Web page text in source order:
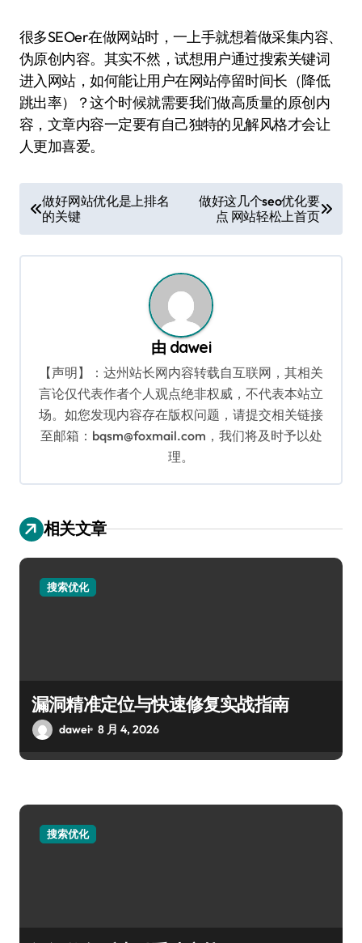
很多SEOer在做网站时，一上手就想着做采集内容、
伪原创内容。其实不然，试想用户通过搜索关键词
进入网站，如何能让用户在网站停留时间长（降低
跳出率）？这个时候就需要我们做高质量的原创内
容，文章内容一定要有自己独特的见解风格才会让
人更加喜爱。
章
导
做好网站优化是上排名
的关键
做好这几个seo优化要
点 网站轻松上首页
由 dawei
【声明】：达州站长网内容转载自互联网，其相关
言论仅代表作者个人观点绝非权威，不代表本站立
场。如您发现内容存在版权问题，请提交相关链接
至邮箱：bqsm@foxmail.com，我们将及时予以处
理。
相关文章
搜索优化
漏洞精准定位与快速修复实战指南
dawei 8 月 4, 2026
搜索优化